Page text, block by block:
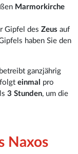
Marmorkirche
Gipfel desZeusauf
haben Sie den
betreibt ganzjährig
einmal pro
3 Stunden, um die
Naxos